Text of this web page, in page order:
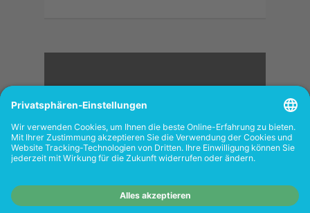
<
FOLGEN SIE UNS